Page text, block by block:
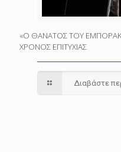
«Ο ΘΑΝΑΤΟΣ ΤΟΥ
ΧΡΟΝΟΣ ΕΠΙΤΥΧΙΑΣ
Διαβάστε